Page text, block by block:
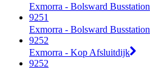
Exmorra - Bolsward Busstation
9251
Exmorra - Bolsward Busstation
9252
Exmorra - Kop Afsluitdijk
9252